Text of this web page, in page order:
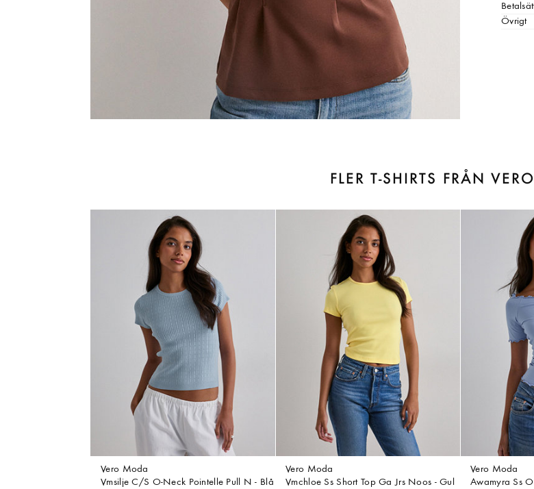
Övrigt
FLER T-SHIRTS FRÅN
Vero Moda
Vmsilje C/S O-Neck Pointelle Pull N - Blå
Vero Moda
Vmchloe Ss Short Top Ga Jrs Noos - Gul
Vero Moda
Awamyra Ss